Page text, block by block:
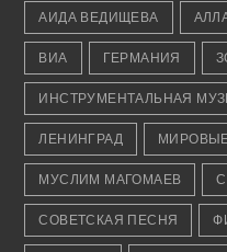
АИДА ВЕДИЩЕВА
ВИА ГЕРМАНИЯ
ИНСТРУМЕНТАЛЬНАЯ
ЛЕНИНГРАД
МУСЛИМ МАГОМАЕВ
СОВЕТСКАЯ ПЕСНЯ